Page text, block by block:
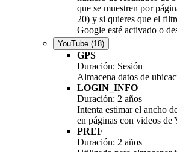
que se muestren por
20) y si quieres que el
Google esté activado o
YouTube (18)
GPS
Duración: Sesión
Almacena datos de
LOGIN_INFO
Duración: 2 años
Intenta estimar el ancho
en páginas con videos de
PREF
Duración: 2 años